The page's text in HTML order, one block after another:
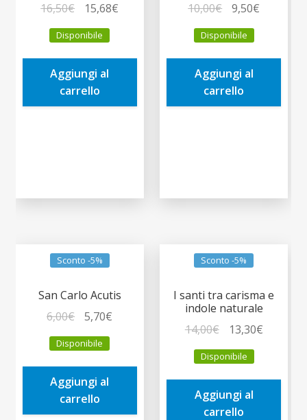
16,50€
prezzo
originale
era:
16,50€.
15,68€
è:
Disponibile
Aggiungi al
carrello
10,00€
prezzo
originale
era:
10,00€.
9,50€
è:
Disponibile
Aggiungi al
carrello
Sconto -5%
San Carlo Acutis
6,00€
prezzo
originale
era:
6,00€.
5,70€
è:
Disponibile
Aggiungi al
carrello
Sconto -5%
I santi tra carisma e
indole naturale
14,00€
prezzo
originale
era:
14,00€.
13,30€Il
è:
Disponibile
Aggiungi al
carrello